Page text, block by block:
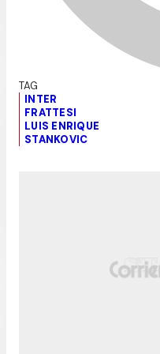
INTER
FRATTESI
LUIS ENRIQUE
STANKOVIC